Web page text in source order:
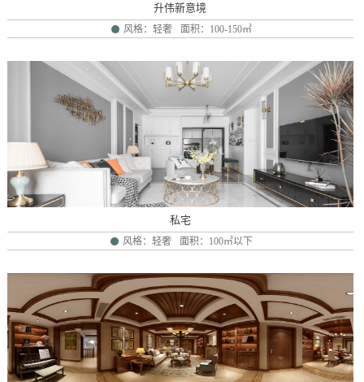
升伟新意境
风格：轻奢 面积：100-150㎡
私宅
风格：轻奢 面积：100㎡以下